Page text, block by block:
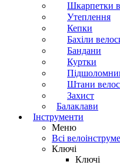
Шкарпетки
Утеплення
Кепки
Бахіли
Бандани
Куртки
Штани
Захист
Балаклави
Інструменти
Меню
Всі
Ключі
Ключі